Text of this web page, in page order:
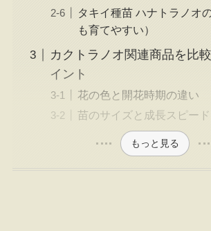
タキイ種苗 ハナトラノオ
も育てやすい）
カクトラノオ関連商品を比
イント
花の色と開花時期の違い
苗のサイズと成長スピード
もっと見る